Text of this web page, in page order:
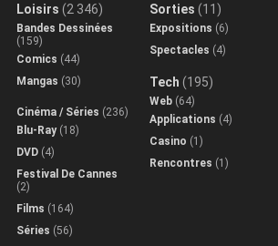
Loisirs (2 346)
Bandes Dessinées
(159)
Comics (44)
Mangas (30)
Cinéma / Séries (236)
Blu-Ray(18)
DVD (4)
Festival De Cannes
(2)
Films (164)
Séries (56)
Sorties (11)
Expositions (6)
Spectacles (4)
Tech (195)
Web (64)
Applications (4)
Casino (1)
Rencontres (1)